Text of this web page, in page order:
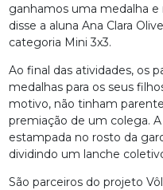
ganhamos uma medalha e
disse a aluna Ana Clara
categoria Mini 3x3.
Ao final das atividades, os
medalhas para os seus
motivo, não tinham
premiação de um colega.
estampada no rosto da
dividindo um lanche
São parceiros do projeto